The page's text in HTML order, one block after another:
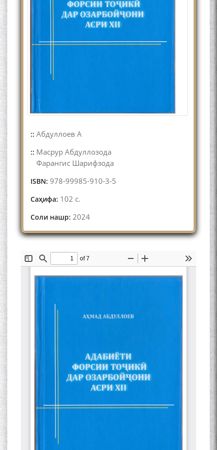
:: Абдуллоев А
:: Масрур Абдуллозода
Фарангис Шарифзода
ISBN: 978-99985-910-3-5
Саҳифа: 102 с.
Соли нашр: 2024